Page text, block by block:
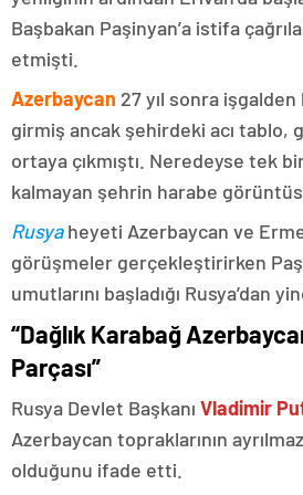
Başbakan Paşinyan’a istifa
etmişti.
Azerbaycan 27 yıl sonra
girmiş ancak şehirdeki acı tablo,
ortaya çıkmıştı. Neredeyse tek
kalmayan şehrin harabe
Rusyaheyeti Azerbaycan ve
görüşmeler gerçekleştirirken
umutlarını başladığı Rusya’dan
“Dağlık Karabağ
Parçası”
Rusya Devlet Başkanı Vladimir
Azerbaycan topraklarının
olduğunu ifade etti.